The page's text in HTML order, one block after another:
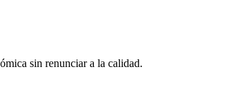
sin renunciar a la calidad.